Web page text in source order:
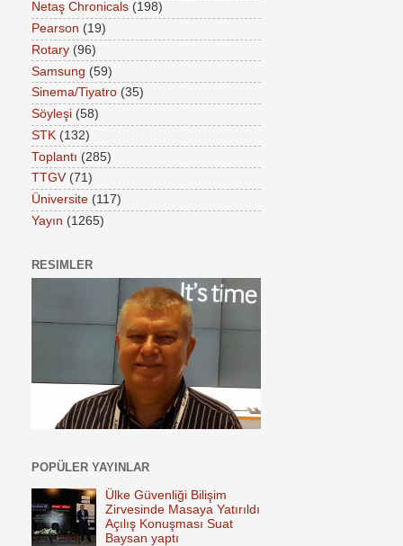
Netaş Chronicals (198)
Pearson (19)
Rotary (96)
Samsung (59)
Sinema/Tiyatro (35)
Söyleşi (58)
STK (132)
Toplantı (285)
TTGV (71)
Üniversite (117)
Yayın (1265)
RESIMLER
POPÜLER YAYINLAR
Ülke Güvenliği Bilişim
Zirvesinde Masaya Yatırıldı
Açılış Konuşması Suat
Baysan yaptı